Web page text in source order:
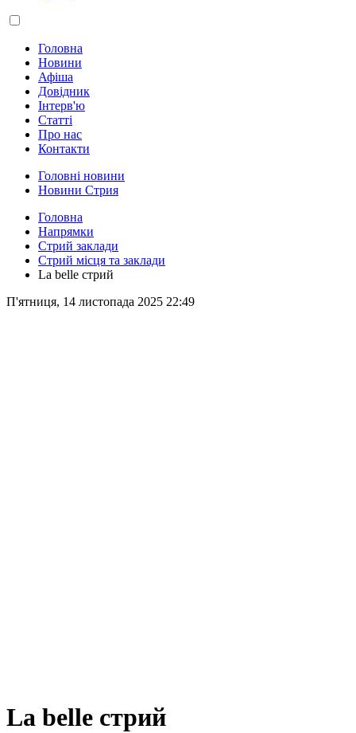
Головна
Новини
Афіша
Довідник
Інтерв'ю
Статті
Про нас
Контакти
Головні новини
Новини Стрия
Головна
Напрямки
Стрий заклади
Стрий місця та заклади
La belle стрий
П'ятниця, 14 листопада 2025 22:49
La belle стрий